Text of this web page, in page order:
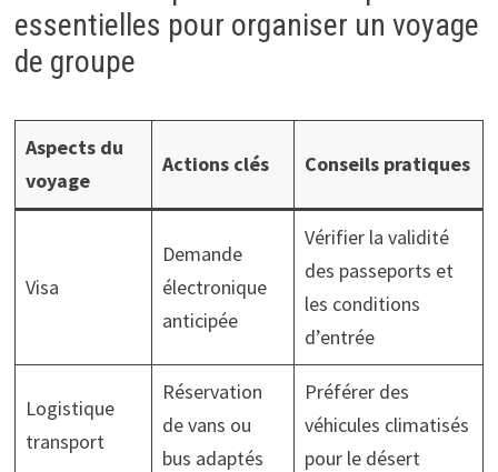
essentielles pour organiser un voyage
de groupe
Aspects du
voyage
Actions clés Conseils pratiques
Visa
Demande
électronique
anticipée
Vérifier la validité
des passeports et
les conditions
d’entrée
Logistique
transport
Réservation
de vans ou
bus adaptés
Préférer des
véhicules climatisés
pour le désert